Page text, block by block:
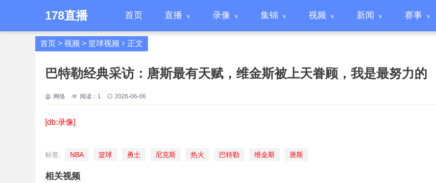
178直播 首页 直播 录像 集锦 视频 新闻 赛事
首页 > 视频 > 篮球视频 正文
巴特勒经典采访：唐斯最有天赋，维金斯被上天眷顾，我是最努力的
网络 阅读： 1 2026-06-06
[db:录像]
标签: NBA 篮球 勇士 尼克斯 热火 巴特勒 维金斯 唐斯
相关视频